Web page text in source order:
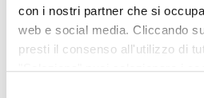
con i nostri partner che si
web e social media. Cliccando
presti il consenso all'utilizzo di
"Seleziona" puoi selezionare i